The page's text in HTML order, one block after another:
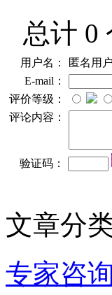
总计 0
用户名：
匿名用户
E-mail：
评价等级：
评论内容：
验证码：
文章分
专家咨询